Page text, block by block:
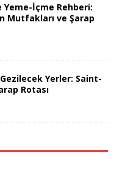
İçme Rehberi:
Mutfakları ve Şarap
Yerler: Saint-
Rotası